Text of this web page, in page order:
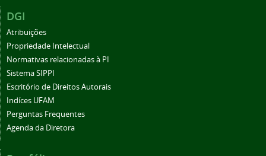
DGI
Atribuições
Propriedade Intelectual
Normativas relacionadas à PI
Sistema SIPPI
Escritório de Direitos Autorais
Indíces UFAM
Perguntas Frequentes
Agenda da Diretora